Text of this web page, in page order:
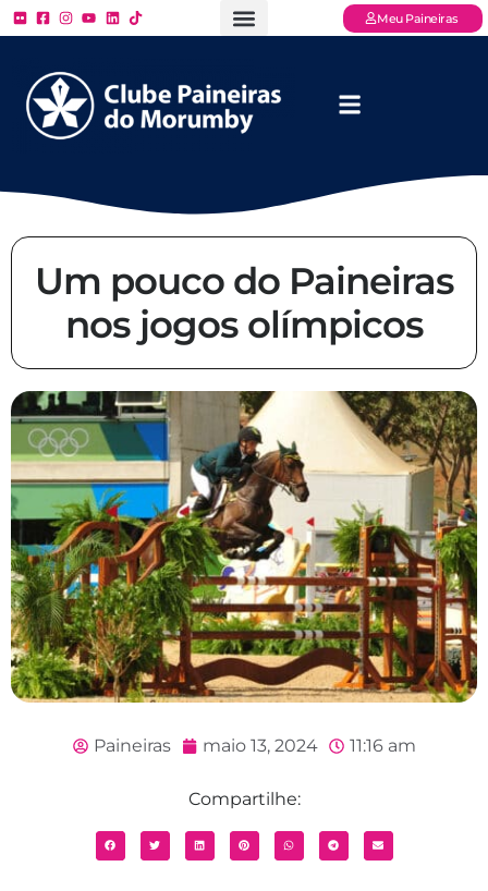
Meu Paineiras
Um pouco do Paineiras
nos jogos olímpicos
Paineiras maio 13, 2024 11:16 am
Compartilhe: